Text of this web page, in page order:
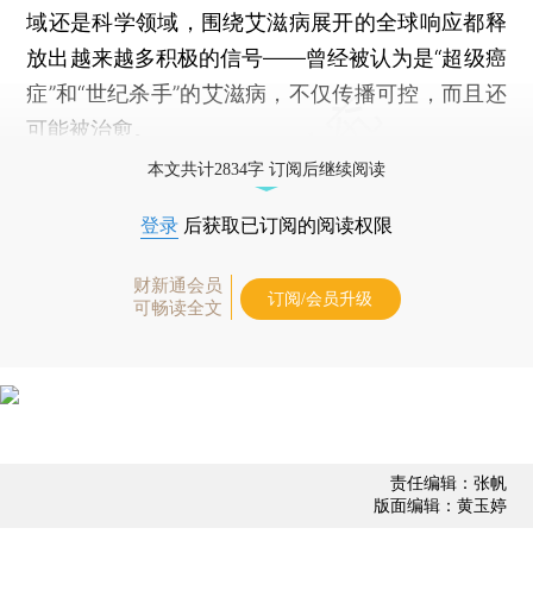
域还是科学领域，围绕艾滋病展开的全球响应都释
放出越来越多积极的信号——曾经被认为是“超级癌
症”和“世纪杀手”的艾滋病，不仅传播可控，而且还
可能被治愈。
本文共计2834字 订阅后继续阅读
登录 后获取已订阅的阅读权限
财新通会员
可畅读全文
订阅/会员升级
责任编辑：张帆
版面编辑：黄玉婷